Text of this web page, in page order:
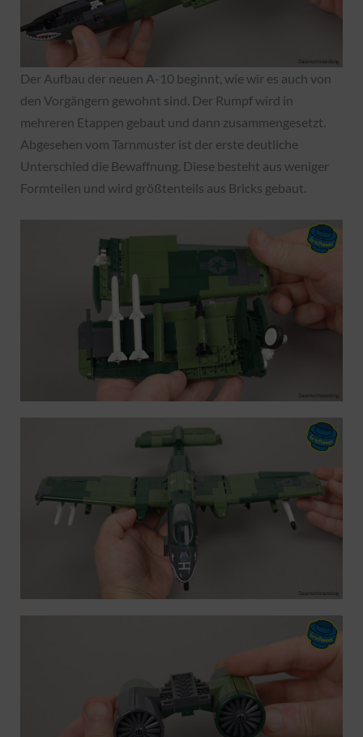
Der Aufbau der neuen A-10 beginnt, wie wir es auch von
den Vorgängern gewohnt sind. Der Rumpf wird in
mehreren Etappen gebaut und dann zusammengesetzt.
Abgesehen vom Tarnmuster ist der erste deutliche
Unterschied die Bewaffnung. Diese besteht aus weniger
Formteilen und wird größtenteils aus Bricks gebaut.